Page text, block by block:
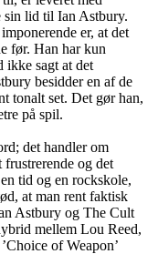
sin lid til Ian Astbury.
er, at det
før. Han har kun
ikke sagt at det
besidder en af de
tonalt set. Det gør han,
på spil.
det handler om
og det
tid og en rockskole,
at man rent faktisk
Astbury og The Cult
mellem Lou Reed,
of Weapon’